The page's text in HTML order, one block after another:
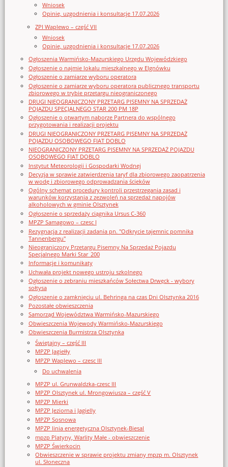
Wniosek
Opinie, uzgodnienia i konsultacje 17.07.2026
ZPI Waplewo – część VII
Wniosek
Opinie, uzgodnienia i konsultacje 17.07.2026
Ogłoszenia Warmińsko-Mazurskiego Urzędu Wojewódzkiego
Ogłoszenie o najmie lokalu mieszkalnego w Elgnówku
Ogłoszenie o zamiarze wyboru operatora
Ogłoszenie o zamiarze wyboru operatora publicznego transportu
zbiorowego w trybie przetargu nieograniczonego
DRUGI NIEOGRANICZONY PRZETARG PISEMNY NA SPRZEDAŻ
POJAZDU SPECJALNEGO STAR 200 PM 18P
Ogłoszenie o otwartym naborze Partnera do wspólnego
przygotowania i realizacji projektu
DRUGI NIEOGRANICZONY PRZETARG PISEMNY NA SPRZEDAŻ
POJAZDU OSOBOWEGO FIAT DOBLO
NIEOGRANICZONY PRZETARG PISEMNY NA SPRZEDAŻ POJAZDU
OSOBOWEGO FIAT DOBLO
Instytut Meteorologii i Gospodarki Wodnej
Decyzja w sprawie zatwierdzenia taryf dla zbiorowego zaopatrzenia
w wodę i zbiorowego odprowadzania ścieków
Ogólny schemat procedury kontroli przestrzegania zasad i
warunków korzystania z zezwoleń na sprzedaż napojów
alkoholowych w gminie Olsztynek
Ogłoszenie o sprzedaży ciągnika Ursus C-360
MPZP Samagowo – czesc I
Rezygnacja z realizacji zadania pn. "Odkrycie tajemnic pomnika
Tannenbergu"
Nieograniczony Przetargu Pisemny Na Sprzedaż Pojazdu
Specjalnego Marki Star_200
Informacje i komunikaty
Uchwała projekt nowego ustroju szkolnego
Ogłoszenie o zebraniu mieszkańców Sołectwa Drwęck - wybory
sołtysa
Ogłoszenie o zamknięciu ul. Behringa na czas Dni Olsztynka 2016
Pozostałe obwieszczenia
Samorząd Województwa Warmińsko-Mazurskiego
Obwieszczenia Wojewody Warmińsko-Mazurskiego
Obwieszczenia Burmistrza Olsztynka
Świętajny – część III
MPZP Jagiełły
MPZP Waplewo – czesc III
Do uchwalenia
MPZP ul. Grunwaldzka-czesc III
MPZP Olsztynek ul. Mrongowiusza – część V
MPZP Mierki
MPZP Jeziorna i Jagielly
MPZP Sosnowa
MPZP linia energetyczna Olsztynek-Biesal
mpzp Platyny, Warlity Małe - obwieszczenie
MPZP Świerkocin
Obwieszczenie w sprawie projektu zmiany mpzp m. Olsztynek
ul. Słoneczna